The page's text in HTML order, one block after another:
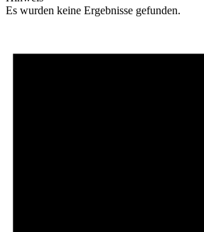
Es wurden keine Ergebnisse gefunden.